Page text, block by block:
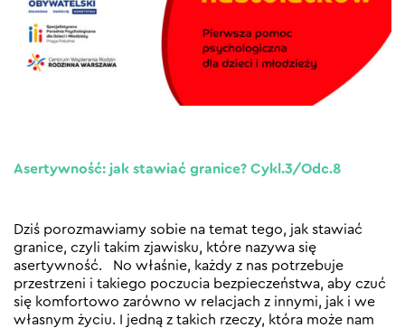
Asertywność: jak stawiać granice? Cykl.3/Odc.8
Dziś porozmawiamy sobie na temat tego, jak stawiać
granice, czyli takim zjawisku, które nazywa się
asertywność. No właśnie, każdy z nas potrzebuje
przestrzeni i takiego poczucia bezpieczeństwa, aby czuć
się komfortowo zarówno w relacjach z innymi, jak i we
własnym życiu. I jedną z takich rzeczy, która może nam